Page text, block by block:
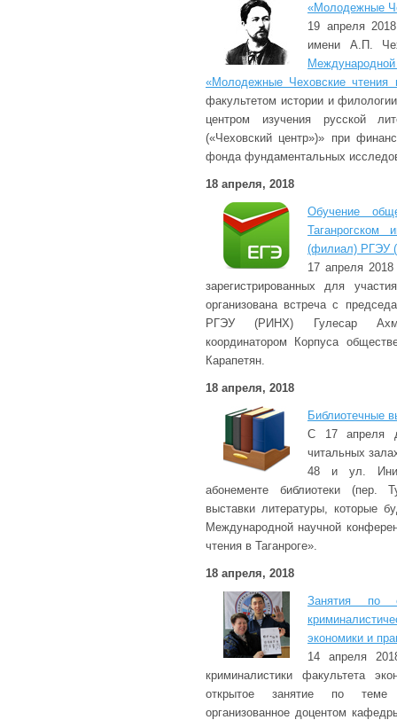
«Молодежные
19 апреля
имени А.П.
«Молодежные Чеховские чтения
факультетом истории и
центром изучения русской
(«Чеховский центр»)» при
фонда фундаментальных
18 апреля, 2018
Обучение
Таганрогском
(филиал) РГЭУ
17 апреля
зарегистрированных для
организована встреча с
РГЭУ (РИНХ) Гулесар
координатором Корпуса
Карапетян.
18 апреля, 2018
Библиотечные
С 17 апреля
читальных
48 и ул.
абонементе библиотеки (пер.
выставки литературы, которые
Международной научной
чтения в Таганроге».
18 апреля, 2018
Занятия по
экономики и
14 апреля
криминалистики факультета
открытое занятие по теме
организованное доцентом